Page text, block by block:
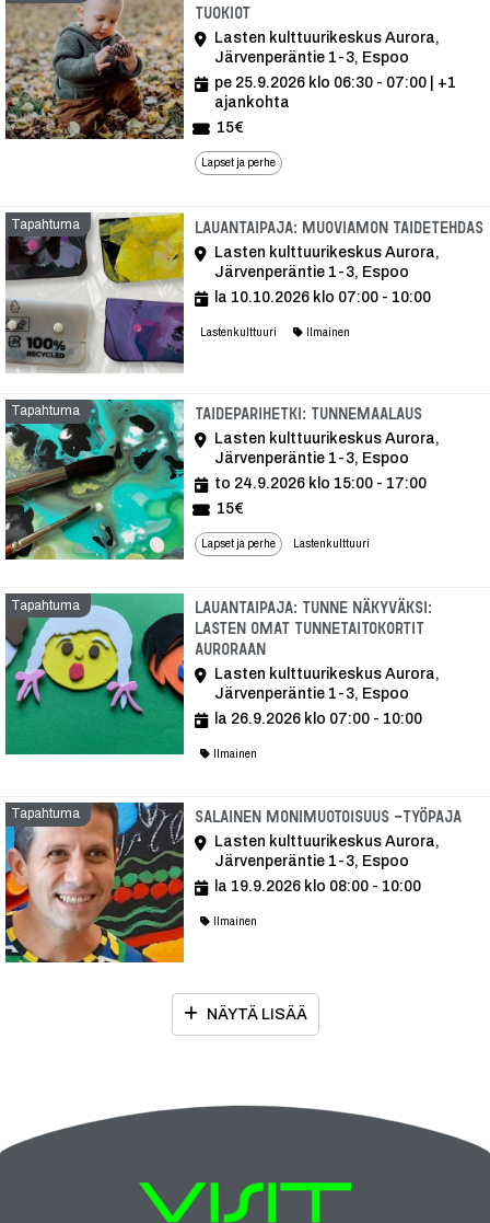
tuokiot
Lasten kulttuurikeskus Aurora,
Järvenperäntie 1-3, Espoo
pe 25.9.2026 klo 06:30 - 07:00 | +1
ajankohta
15€
Lapset ja perhe
Tapahtuma Lauantaipaja: Muoviamon taidetehdas
Lasten kulttuurikeskus Aurora,
Järvenperäntie 1-3, Espoo
la 10.10.2026 klo 07:00 - 10:00
Lastenkulttuuri Ilmainen
Tapahtuma Taideparihetki: Tunnemaalaus
Lasten kulttuurikeskus Aurora,
Järvenperäntie 1-3, Espoo
to 24.9.2026 klo 15:00 - 17:00
15€
Lapset ja perhe Lastenkulttuuri
Tapahtuma
Lauantaipaja: Tunne näkyväksi:
Lasten omat tunnetaitokortit
Auroraan
Lasten kulttuurikeskus Aurora,
Järvenperäntie 1-3, Espoo
la 26.9.2026 klo 07:00 - 10:00
Ilmainen
Tapahtuma Salainen monimuotoisuus -työpaja
Lasten kulttuurikeskus Aurora,
Järvenperäntie 1-3, Espoo
la 19.9.2026 klo 08:00 - 10:00
Ilmainen
NÄYTÄ LISÄÄ